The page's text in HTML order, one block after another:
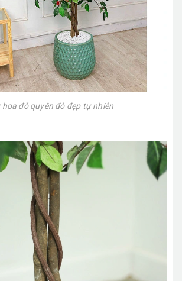
hoa đỗ quyên đỏ đẹp tự nhiên